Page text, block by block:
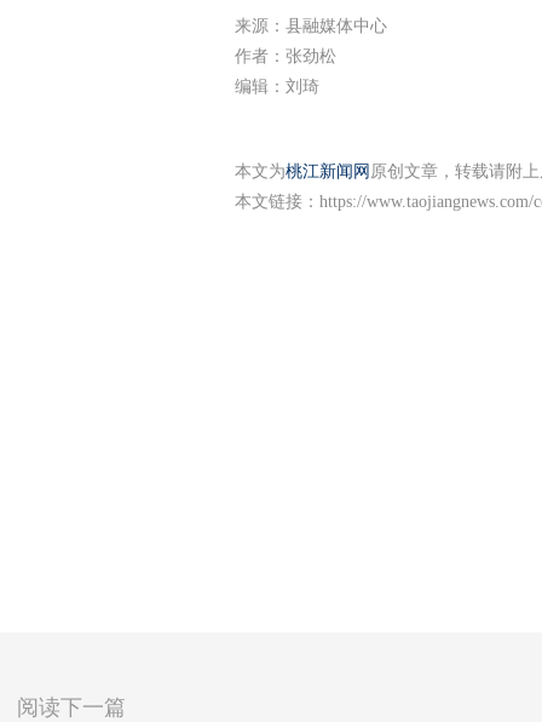
来源：县融媒体中心
作者：张劲松
编辑：刘琦
本文为桃江新闻网 原创文章，转载请附
本文链接： https://www.taojiangnews.com/
阅读下一篇